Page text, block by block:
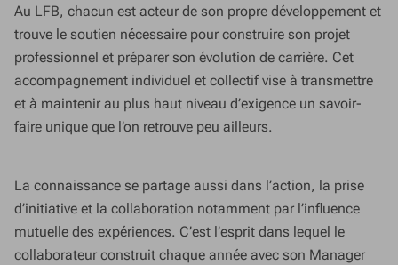
Au LFB, chacun est acteur de son propre développement et
trouve le soutien nécessaire pour construire son projet
professionnel et préparer son évolution de carrière. Cet
accompagnement individuel et collectif vise à transmettre
et à maintenir au plus haut niveau d’exigence un savoir-
faire unique que l’on retrouve peu ailleurs.
La connaissance se partage aussi dans l’action, la prise
d’initiative et la collaboration notamment par l’influence
mutuelle des expériences. C’est l’esprit dans lequel le
collaborateur construit chaque année avec son Manager